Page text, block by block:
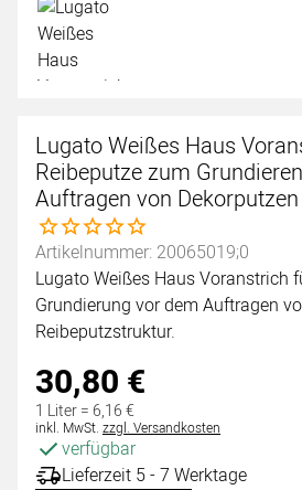
Lugato Weißes Haus
Reibeputze zum
Auftragen von
Noch keine Bewertungen abgegeben
Artikelnummer: 20065019;0
Lugato Weißes Haus Voranstrich
Grundierung vor dem Auftragen
Reibeputzstruktur.
30,80 €
1 Liter = 6,16€
Steuerhinweis:
inkl. MwSt. zzgl. Versandkosten
verfügbar
Lieferzeit 5 - 7 Werktage